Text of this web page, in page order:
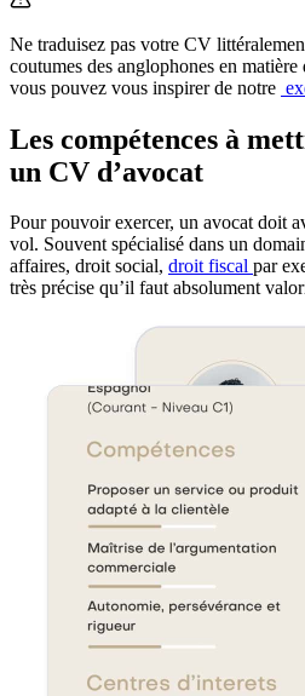
Ne traduisez pas votre CV
coutumes des anglophones en
vous pouvez vous inspirer de notre
Les compétences à
un CV d’avocat
Pour pouvoir exercer, un avocat doit
vol. Souvent spécialisé dans un
affaires, droit social, droit fiscal par
très précise qu’il faut absolument